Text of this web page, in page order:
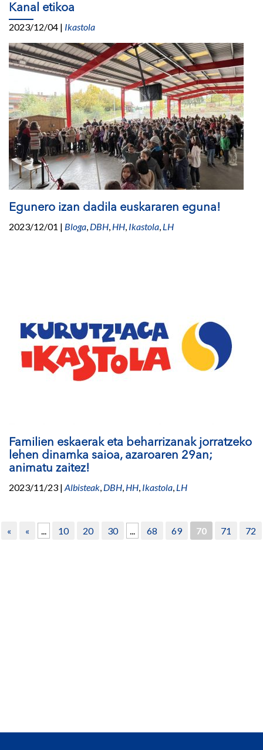
Kanal etikoa
2023/12/04 | Ikastola
Egunero izan dadila euskararen eguna!
2023/12/01 | Bloga, DBH, HH, Ikastola, LH
Familien eskaerak eta beharrizanak jorratzeko
lehen dinamka saioa, azaroaren 29an;
animatu zaitez!
2023/11/23 | Albisteak, DBH, HH, Ikastola, LH
« « ... 10 20 30 ... 68 69 70 71 72